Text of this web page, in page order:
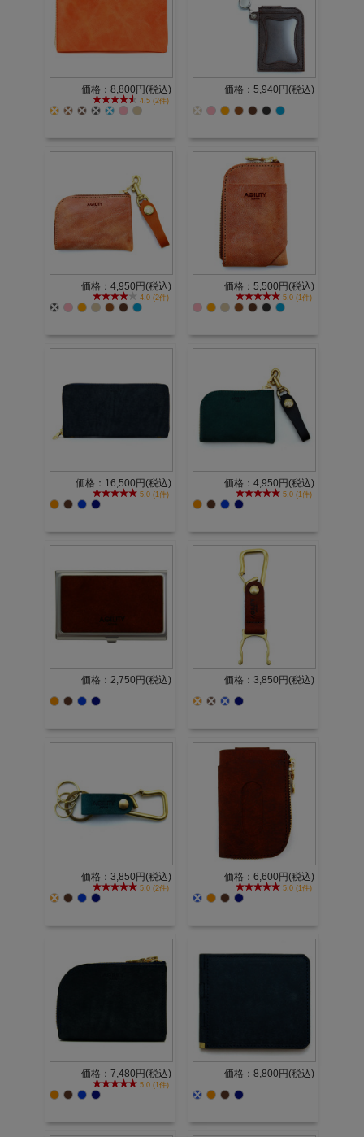
価格：8,800円(税込)
4.5 (2件)
価格：5,940円(税込)
価格：4,950円(税込)
4.0 (2件)
価格：5,500円(税込)
5.0 (1件)
価格：16,500円(税込)
5.0 (1件)
価格：4,950円(税込)
5.0 (1件)
価格：2,750円(税込) 価格：3,850円(税込)
価格：3,850円(税込)
5.0 (2件)
価格：6,600円(税込)
5.0 (1件)
価格：7,480円(税込)
5.0 (1件)
価格：8,800円(税込)